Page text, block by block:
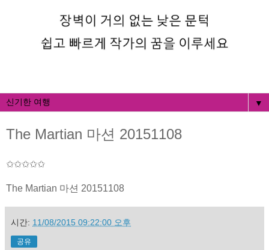
▼
The Martian 마션 20151108
✩✩✩✩✩
The Martian 마션 20151108
시간: 11/08/2015 09:22:00 오후
공유